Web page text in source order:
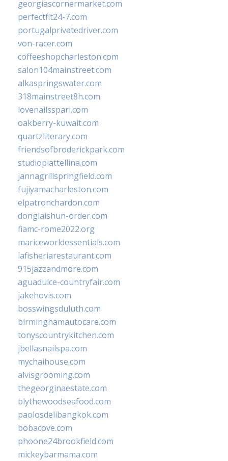
georgiascornermarket.com
perfectfit24-7.com
portugalprivatedriver.com
von-racer.com
coffeeshopcharleston.com
salon104mainstreet.com
alkaspringswater.com
318mainstreet8h.com
lovenailsspari.com
oakberry-kuwait.com
quartzliterary.com
friendsofbroderickpark.com
studiopiattellina.com
jannagrillspringfield.com
fujiyamacharleston.com
elpatronchardon.com
donglaishun-order.com
fiamc-rome2022.org
mariceworldessentials.com
lafisheriarestaurant.com
915jazzandmore.com
aguadulce-countryfair.com
jakehovis.com
bosswingsduluth.com
birminghamautocare.com
tonyscountrykitchen.com
jbellasnailspa.com
mychaihouse.com
alvisgrooming.com
thegeorginaestate.com
blythewoodseafood.com
paolosdelibangkok.com
bobacove.com
phoone24brookfield.com
mickeybarmama.com